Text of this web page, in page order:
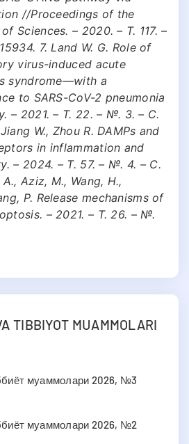
//Proceedings of the
Sciences. – 2020. – Т. 117. –
7. Land W. G. Role of
virus-induced acute
syndrome—with a
to SARS-CoV-2 pneumonia
– 2021. – Т. 22. – №. 3. – С.
W., Zhou R. DAMPs and
in inflammation and
– 2024. – Т. 57. – №. 4. – С.
Aziz, M., Wang, H.,
P. Release mechanisms of
– 2021. – Т. 26. – №.
TIBBIYOT MUAMMOLARI
муаммолари 2026, №3
муаммолари 2026, №2